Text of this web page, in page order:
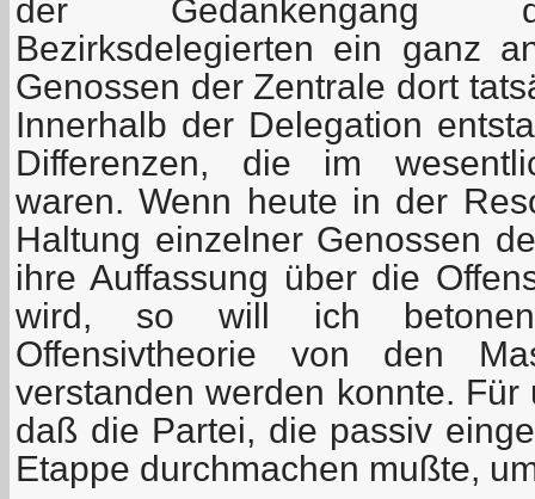
der Gedankengang
Bezirksdelegierten ein ganz
Genossen der Zentrale dort
Innerhalb der Delegation
Differenzen, die im
waren. Wenn heute in der
Haltung einzelner Genossen
ihre Auffassung über die
wird, so will ich
Offensivtheorie von den
verstanden werden konnte.
daß die Partei, die passiv
Etappe durchmachen mußte,